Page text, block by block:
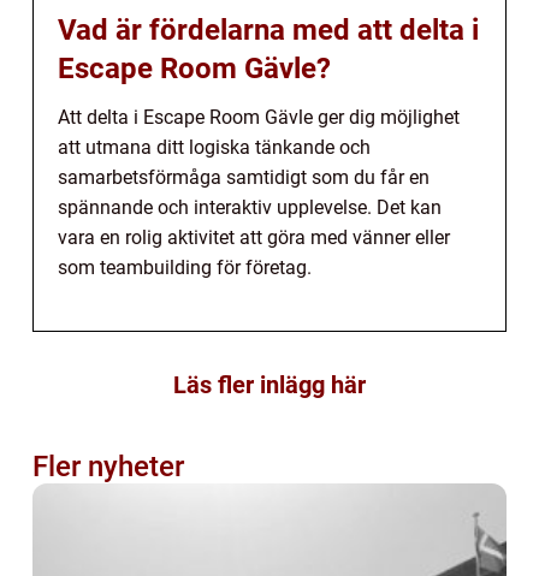
Vad är fördelarna med att delta i
Escape Room Gävle?
Att delta i Escape Room Gävle ger dig möjlighet
att utmana ditt logiska tänkande och
samarbetsförmåga samtidigt som du får en
spännande och interaktiv upplevelse. Det kan
vara en rolig aktivitet att göra med vänner eller
som teambuilding för företag.
Läs fler inlägg här
Fler nyheter